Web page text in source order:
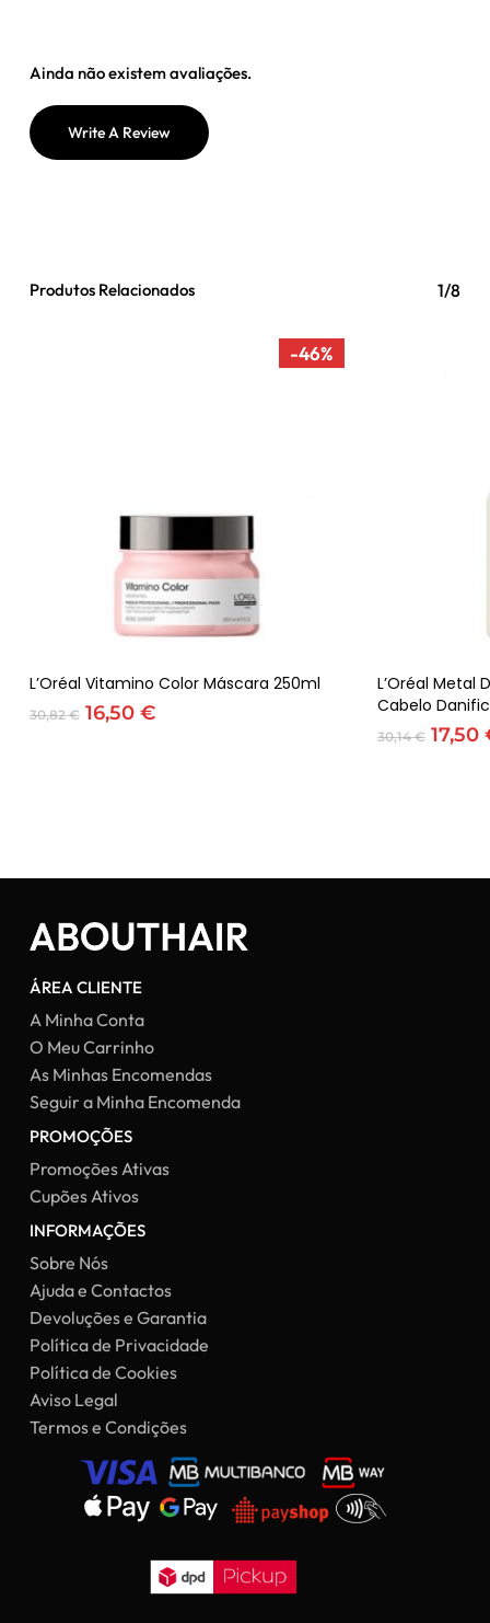
Ainda não existem avaliações.
Write A Review
Produtos Relacionados 1/8
-46%
Adicionar
L’Oréal Vitamino Color Máscara 250ml
30,82€ O
16,50 €O
L’Oréal Metal
Cabelo
30,14€ O
17,50
ÁREA CLIENTE
A Minha Conta
O Meu Carrinho
As Minhas Encomendas
Seguir a Minha Encomenda
PROMOÇÕES
Promoções Ativas
Cupões Ativos
INFORMAÇÕES
Sobre Nós
Ajuda e Contactos
Devoluções e Garantia
Política de Privacidade
Política de Cookies
Aviso Legal
Termos e Condições